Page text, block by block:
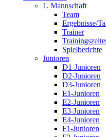
1. Mannschaft
Team
Ergebnisse/
Trainer
Spielberichte
Junioren
D1-Junioren
D2-Junioren
D3-Junioren
E1-Junioren
E2-Junioren
E3-Junioren
E4-Junioren
F1-Junioren